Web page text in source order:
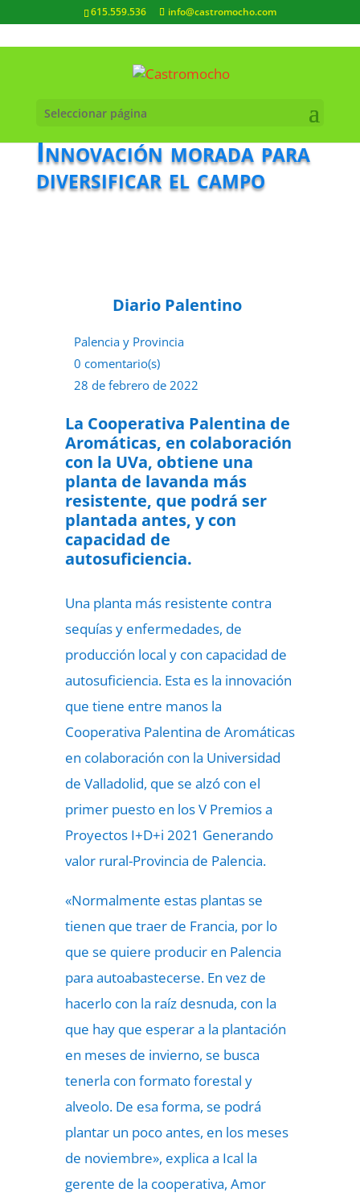
615.559.536 info@castromocho.com
Seleccionar página
Innovación morada para
diversificar el campo
Diario Palentino
Palencia y Provincia
0 comentario(s)
28 de febrero de 2022
La Cooperativa Palentina de
Aromáticas, en colaboración
con la UVa, obtiene una
planta de lavanda más
resistente, que podrá ser
plantada antes, y con
capacidad de
autosuficiencia.
Una planta más resistente contra
sequías y enfermedades, de
producción local y con capacidad de
autosuficiencia. Esta es la innovación
que tiene entre manos la
Cooperativa Palentina de Aromáticas
en colaboración con la Universidad
de Valladolid, que se alzó con el
primer puesto en los V Premios a
Proyectos I+D+i 2021 Generando
valor rural-Provincia de Palencia.
«Normalmente estas plantas se
tienen que traer de Francia, por lo
que se quiere producir en Palencia
para autoabastecerse. En vez de
hacerlo con la raíz desnuda, con la
que hay que esperar a la plantación
en meses de invierno, se busca
tenerla con formato forestal y
alveolo. De esa forma, se podrá
plantar un poco antes, en los meses
de noviembre», explica a Ical la
gerente de la cooperativa, Amor